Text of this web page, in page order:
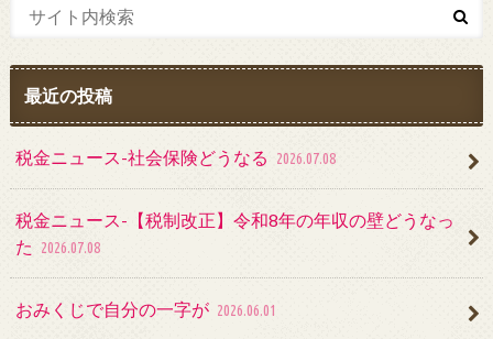
最近の投稿
税金ニュース-社会保険どうなる 2026.07.08
税金ニュース-【税制改正】令和8年の年収の壁どうなっ
た
2026.07.08
おみくじで自分の一字が 2026.06.01